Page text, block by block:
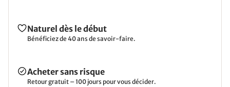
Naturel dès le début
Bénéficiez de 40 ans de savoir-faire.
Acheter sans risque
Retour gratuit – 100 jours pour vous décider.